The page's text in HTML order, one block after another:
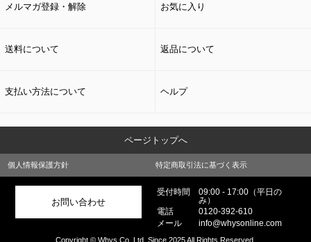
メルマガ登録・解除 お気に入り
送料について 返品について
支払い方法について ヘルプ
ページトップへ
個人情報保護方針 特定商取引法に基づく表示
お問い合わせ
受付時間
09:00 - 17:00（平日の
み）
電話
0120-392-610
メール
info@whysonline.com
Copyright © Whys Co.,Ltd. Since 2025 All Rights Reserved.